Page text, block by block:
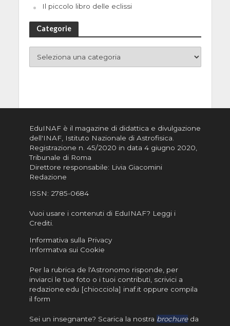
Il piccolo libro delle eclissi
Categorie
EduINAF è il magazine di didattica e divulgazione
dell'INAF, Istituto Nazionale di Astrofisica
Registrazione n. 45/2020 in data 4 giugno 2020,
Tribunale di Roma
Direttore responsabile: Livia Giacomini
Redazione
ISSN: 2785-0684
Vuoi usare i contenuti di EduINAF? Leggi i
Crediti.
Informativa sulla Privacy
Informatva sui Cookie
Per la rubrica de l'Astronomo risponde, per
inviarci le tue foto o i tuoi contributi, scrivici a
redazione.edu [chiocciola] inaf.it oppure compila
il form
Sei un insegnante? Scarica la nostra brochureda